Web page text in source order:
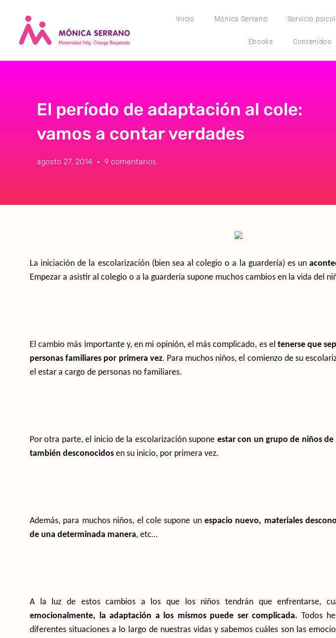
Inicio Mónica Serrano Servicio
Ebooks Contenidos
El período de adaptación al cole:
vamos a contar verdades
agosto 27, 2014 9 comentarios
La iniciación de la escolarización (bien sea al colegio o a la guardería) es un
Empezar a asistir al colegio o a la guardería supone muchos cambios en la vida del
El cambio más importante y, en mi opinión, el más complicado, es el tenerse que
personas familiares por primera vez. Para muchos niños, el comienzo de su
el estar a cargo de personas no familiares.
Por otra parte, el inicio de la escolarización supone estar con un grupo de niños
también desconocidos en su inicio, por primera vez.
Además, para muchos niños, el cole supone unespacio nuevo, materiales
de una determinada manera, etc…
A la luz de estos cambios a los que los niños tendrán que enfrentarse,
emocionalmente, la adaptación a los mismos puede ser complicada.Todos
diferentes situaciones a lo largo de nuestras vidas y sabemos cuáles son las